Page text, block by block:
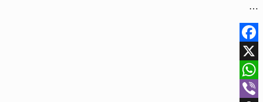
…
Facebook
X
WhatsApp